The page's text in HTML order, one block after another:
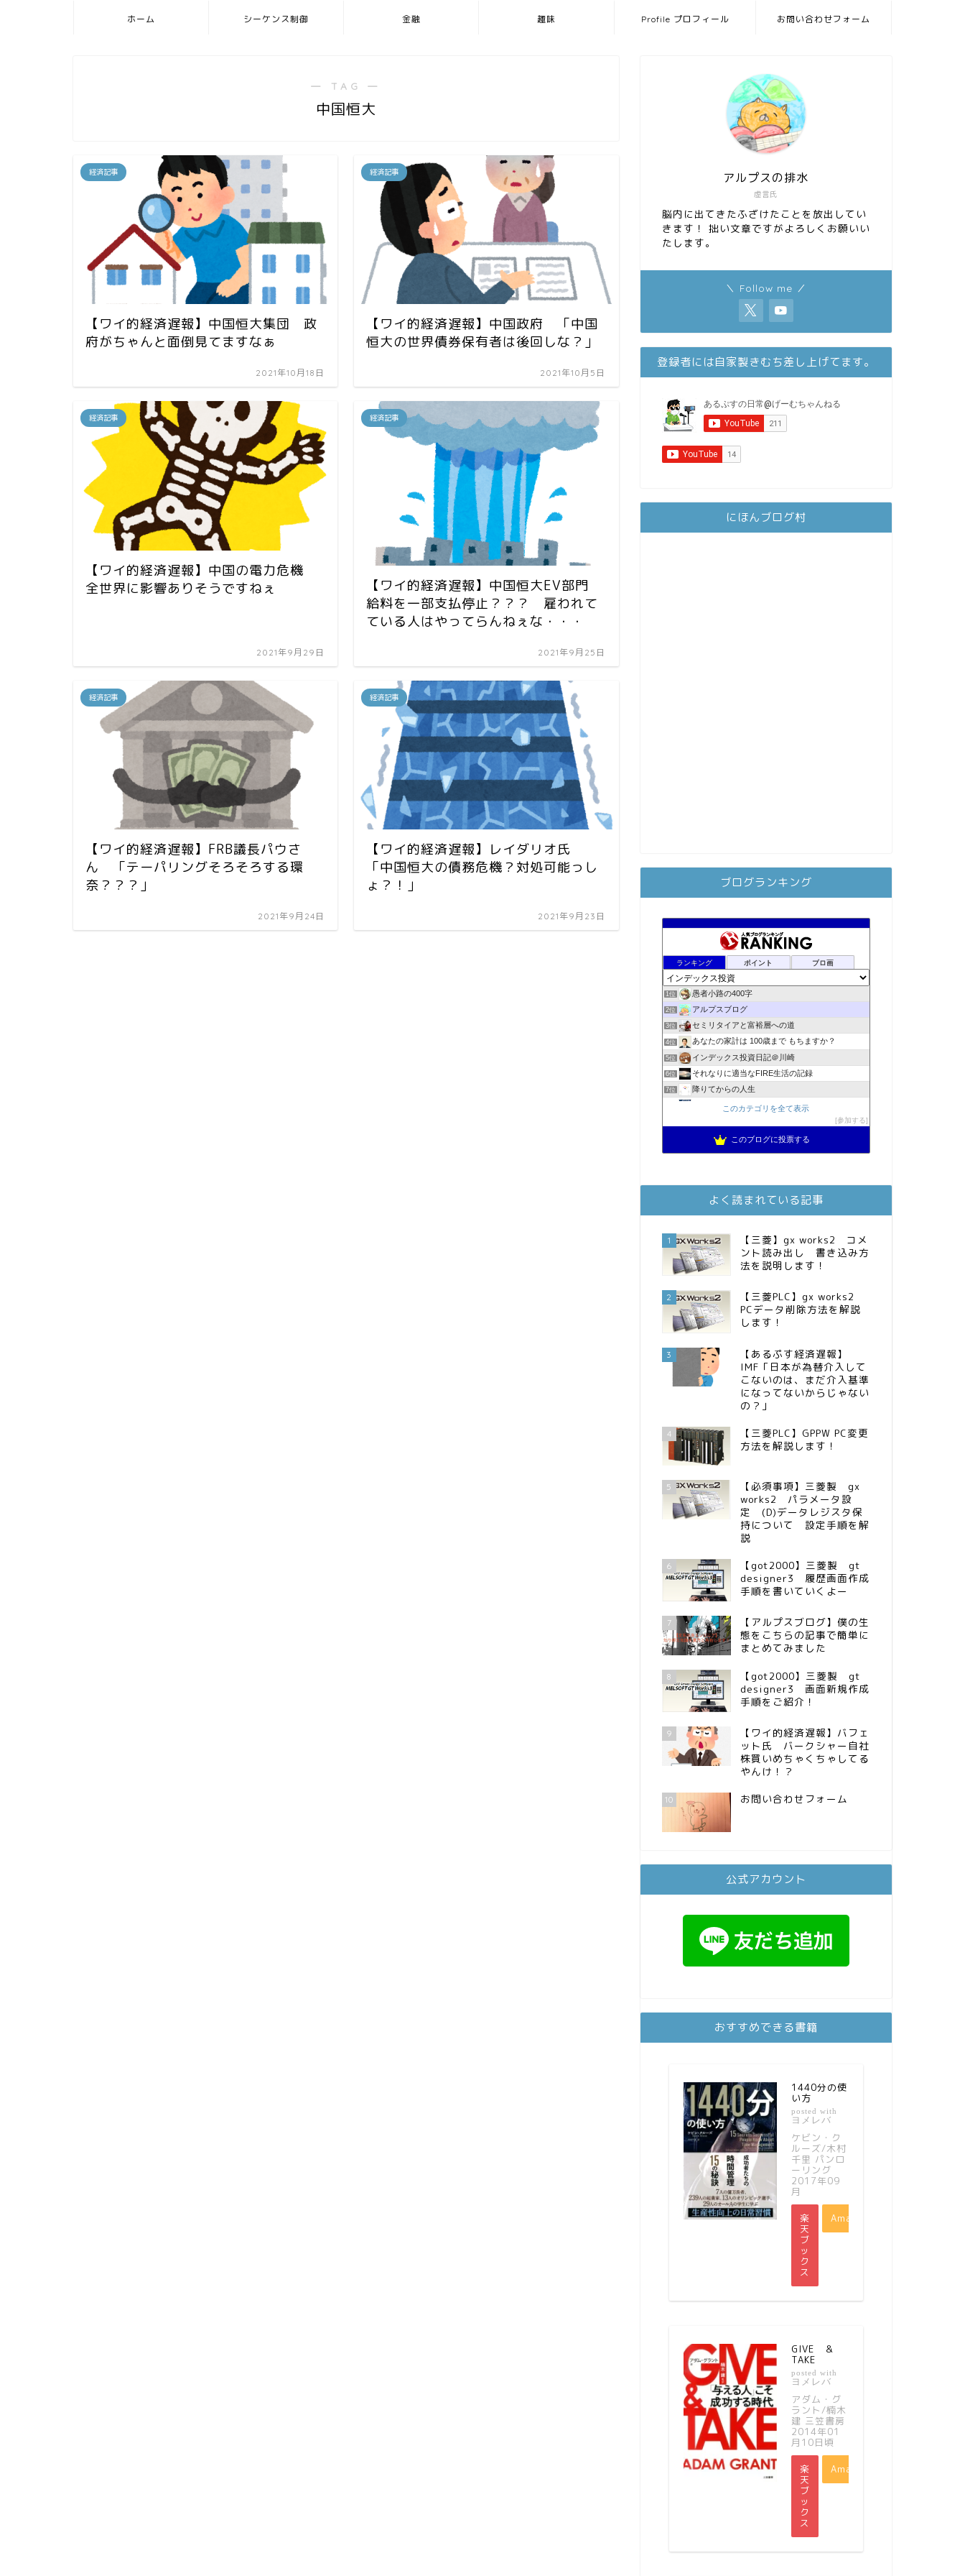
ホーム シーケンス制御 金融 趣味 Profile プロフィール お問い合わせフォーム
― TAG ―
中国恒大
経済記事
【ワイ的経済遅報】中国恒大集団 政
府がちゃんと面倒見てますなぁ
2021年10月18日
経済記事
【ワイ的経済遅報】中国政府 「中国
恒大の世界債券保有者は後回しな？」
2021年10月5日
経済記事
【ワイ的経済遅報】中国の電力危機
全世界に影響ありそうですねぇ
2021年9月29日
経済記事
【ワイ的経済遅報】中国恒大EV部門
給料を一部支払停止？？？ 雇われて
ている人はやってらんねぇな・・・
2021年9月25日
経済記事
【ワイ的経済遅報】FRB議長パウさ
ん 「テーパリングそろそろする環
奈？？？」
2021年9月24日
経済記事
【ワイ的経済遅報】レイダリオ氏
「中国恒大の債務危機？対処可能っし
ょ？！」
2021年9月23日
虚言氏
アルプスの排水
脳内に出てきたふざけたことを放出してい
きます！ 拙い文章ですがよろしくお願いい
たします。
＼ Follow me ／
登録者には自家製きむち差し上げてます。
にほんブログ村
ブログランキング
ランキング ポイント ブロ画
1位 愚者小路の400字
2位 アルプスブログ
3位 セミリタイアと富裕層への道
4位 あなたの家計は 100歳まで もちますか？
5位 インデックス投資日記＠川崎
6位 それなりに適当なFIRE生活の記録
7位 降りてからの人生
2023年(46歳)FIRE！！！＠20XX年FIRE！！！
スパコンSEが効率的投資で一家セミリタイアするブログ
11位 3階建ての資産形成
13位 庶民的家族がインデックス投資でセミリタイア目指してみた
FPが実践するお金の知恵を磨く勉強会
15位 インデックス投資でも富裕層
このカテゴリを全て表示
参加する
このブログに投票する
よく読まれている記事
1
【三菱】gx works2 コメ
ント読み出し 書き込み方
法を説明します！
2
【三菱PLC】gx works2
PCデータ削除方法を解説
します！
3
【あるぷす経済遅報】
IMF「日本が為替介入して
こないのは、まだ介入基準
になってないからじゃない
の？」
4
【三菱PLC】GPPW PC変更
方法を解説します！
5
【必須事項】三菱製 gx
works2 パラメータ設
定 (D)データレジスタ保
持について 設定手順を解
説
6
【got2000】三菱製 gt
designer3 履歴画面作成
手順を書いていくよー
7
【アルプスブログ】僕の生
態をこちらの記事で簡単に
まとめてみました
8
【got2000】三菱製 gt
designer3 画面新規作成
手順をご紹介！
9
【ワイ的経済遅報】バフェ
ット氏 バークシャー自社
株買いめちゃくちゃしてる
やんけ！？
10 お問い合わせフォーム
公式アカウント
おすすめできる書籍
1440分の使
い方
posted with
ヨメレバ
ケビン・ク
ルーズ/木村
千里 パンロ
ーリング
2017年09
月
楽
天
ブ
ッ
ク
ス
Amazon
GIVE ＆
TAKE
posted with
ヨメレバ
アダム・グ
ラント/楠木
建 三笠書房
2014年01
月10日頃
楽
天
ブ
ッ
ク
ス
Amazon